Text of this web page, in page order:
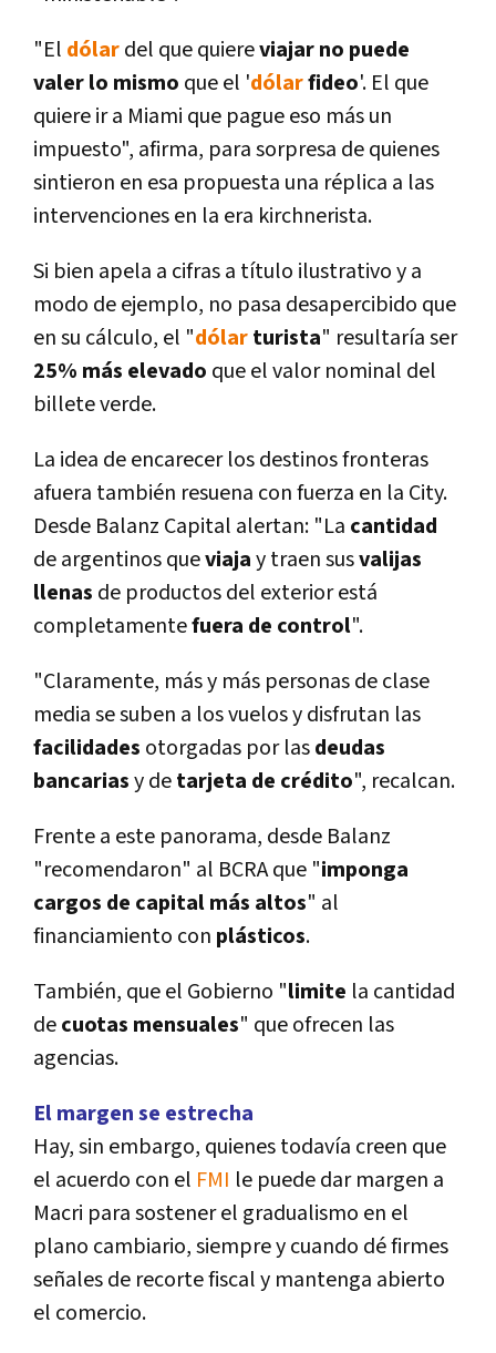
"El dólardel que quiereviajar no puede
valer lo mismo que el 'dólarfideo'. El que
quiere ir a Miami que pague eso más un
impuesto", afirma, para sorpresa de quienes
sintieron en esa propuesta una réplica a las
intervenciones en la era kirchnerista.
Si bien apela a cifras a tí­tulo ilustrativo y a
modo de ejemplo, no pasa desapercibido que
en su cálculo, el "dólarturista" resultarí­a ser
25% más elevado que el valor nominal del
billete verde.
La idea de encarecer los destinos fronteras
afuera también resuena con fuerza en la City.
Desde Balanz Capital alertan: "La cantidad
de argentinos queviajay traen susvalijas
llenas de productos del exterior está
completamentefuera de control".
"Claramente, más y más personas de clase
media se suben a los vuelos y disfrutan las
facilidades otorgadas por lasdeudas
bancariasy detarjeta de crédito", recalcan.
Frente a este panorama, desde Balanz
"recomendaron" al BCRA que "imponga
cargos de capital más altos" al
financiamiento con plásticos.
También, que el Gobierno "limite la cantidad
decuotas mensuales" que ofrecen las
agencias.
El margen se estrecha
Hay, sin embargo, quienes todaví­a creen que
el acuerdo con el FMI le puede dar margen a
Macri para sostener el gradualismo en el
plano cambiario, siempre y cuando dé firmes
señales de recorte fiscal y mantenga abierto
el comercio.